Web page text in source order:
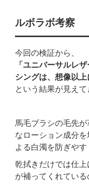
ルボラボ考察
今回の検証から、
「ユニバーサルレ
シングは、想像以上
という結果が見えて
馬毛ブラシの毛先
なローション成分
よる白濁を防ぎやす
乾拭きだけでは仕
が補ってくれている